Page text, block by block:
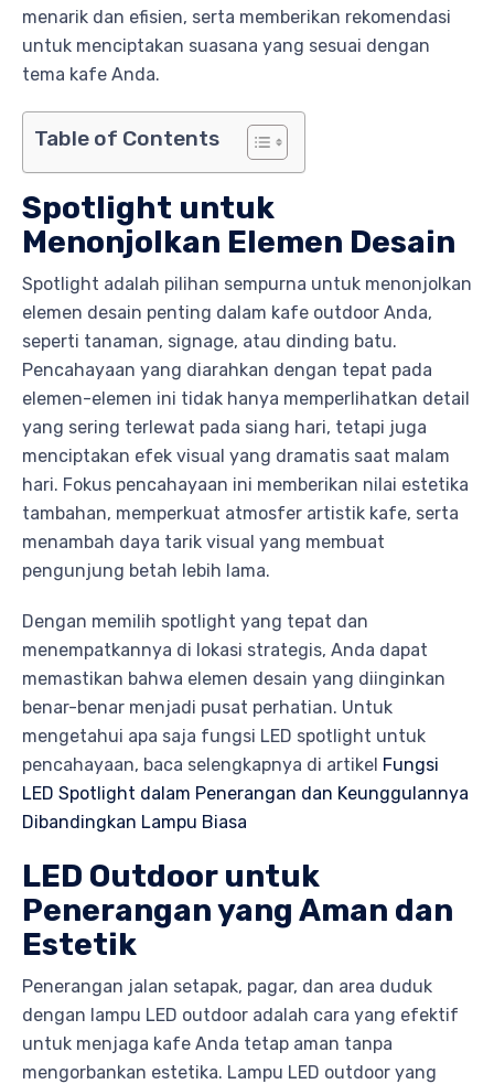
menarik dan efisien, serta memberikan rekomendasi
untuk menciptakan suasana yang sesuai dengan
tema kafe Anda.
Table of Contents
Spotlight untuk
Menonjolkan Elemen Desain
Spotlight adalah pilihan sempurna untuk menonjolkan
elemen desain penting dalam kafe outdoor Anda,
seperti tanaman, signage, atau dinding batu.
Pencahayaan yang diarahkan dengan tepat pada
elemen-elemen ini tidak hanya memperlihatkan detail
yang sering terlewat pada siang hari, tetapi juga
menciptakan efek visual yang dramatis saat malam
hari. Fokus pencahayaan ini memberikan nilai estetika
tambahan, memperkuat atmosfer artistik kafe, serta
menambah daya tarik visual yang membuat
pengunjung betah lebih lama.
Dengan memilih spotlight yang tepat dan
menempatkannya di lokasi strategis, Anda dapat
memastikan bahwa elemen desain yang diinginkan
benar-benar menjadi pusat perhatian. Untuk
mengetahui apa saja fungsi LED spotlight untuk
pencahayaan, baca selengkapnya di artikel Fungsi
LED Spotlight dalam Penerangan dan Keunggulannya
Dibandingkan Lampu Biasa
LED Outdoor untuk
Penerangan yang Aman dan
Estetik
Penerangan jalan setapak, pagar, dan area duduk
dengan lampu LED outdoor adalah cara yang efektif
untuk menjaga kafe Anda tetap aman tanpa
mengorbankan estetika. Lampu LED outdoor yang